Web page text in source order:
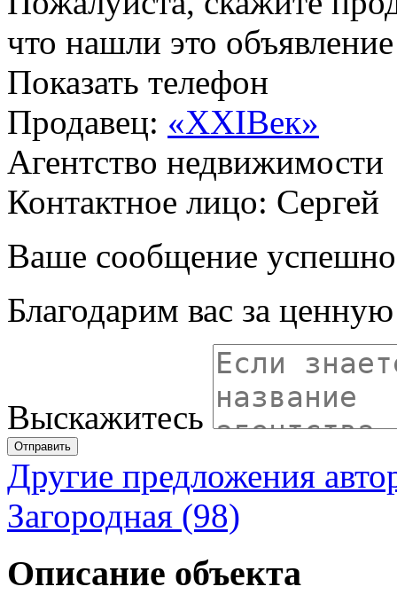
что нашли это
Показать телефон
Продавец: «XXIВек»
Агентство недвижимости
Контактное лицо: Сергей
Ваше сообщение успешно
Благодарим вас за
Выскажитесь
Отправить
Другие предложения
Загородная (98)
Описание объекта